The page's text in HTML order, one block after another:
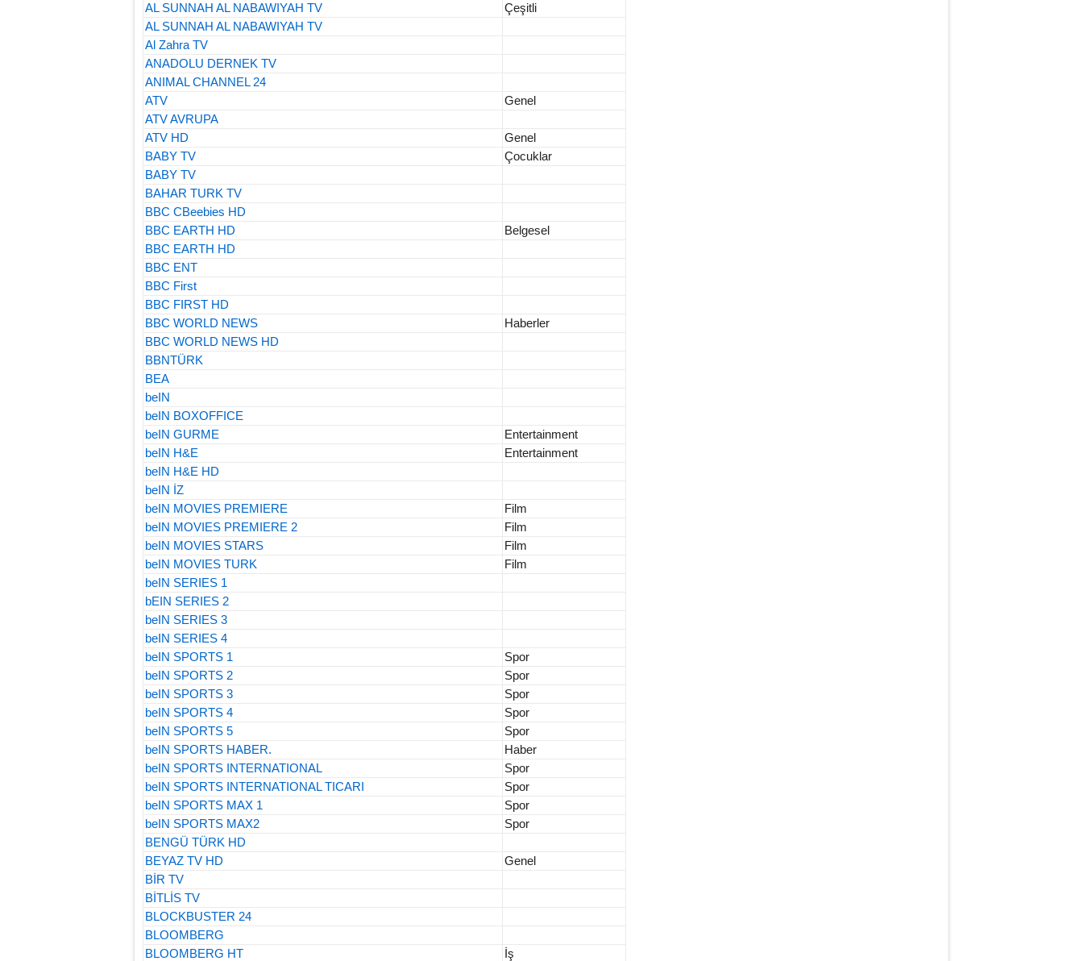
AL SUNNAH AL NABAWIYAH TV
Çeşitli
AL SUNNAH AL NABAWIYAH TV
Al Zahra TV
ANADOLU DERNEK TV
ANIMAL CHANNEL 24
ATV
Genel
ATV AVRUPA
ATV HD
Genel
BABY TV
Çocuklar
BABY TV
BAHAR TURK TV
BBC CBeebies HD
BBC EARTH HD
Belgesel
BBC EARTH HD
BBC ENT
BBC First
BBC FIRST HD
BBC WORLD NEWS
Haberler
BBC WORLD NEWS HD
BBNTÜRK
BEA
beIN
beIN BOXOFFICE
beIN GURME
Entertainment
beIN H&E
Entertainment
beIN H&E HD
beIN İZ
beIN MOVIES PREMIERE
Film
beIN MOVIES PREMIERE 2
Film
beIN MOVIES STARS
Film
beIN MOVIES TURK
Film
beIN SERIES 1
bEIN SERIES 2
beIN SERIES 3
beIN SERIES 4
beIN SPORTS 1
Spor
beIN SPORTS 2
Spor
beIN SPORTS 3
Spor
beIN SPORTS 4
Spor
beIN SPORTS 5
Spor
beIN SPORTS HABER.
Haber
beIN SPORTS INTERNATIONAL
Spor
beIN SPORTS INTERNATIONAL TICARI
Spor
beIN SPORTS MAX 1
Spor
beIN SPORTS MAX2
Spor
BENGÜ TÜRK HD
BEYAZ TV HD
Genel
BİR TV
BİTLİS TV
BLOCKBUSTER 24
BLOOMBERG
BLOOMBERG HT
İş